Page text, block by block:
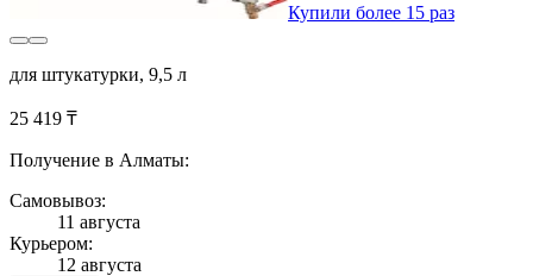
Купили более 15 раз
для штукатурки, 9,5 л
25 419 ₸
Получение в Алматы:
Самовывоз:
11 августа
Курьером:
12 августа